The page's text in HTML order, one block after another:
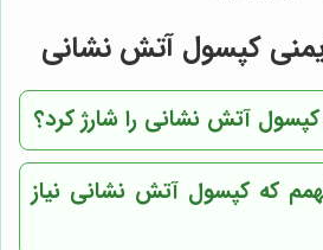
کپسول آتش نشانی
آتش نشانی را شارژ کرد؟
که کپسول آتش نشانی نیاز